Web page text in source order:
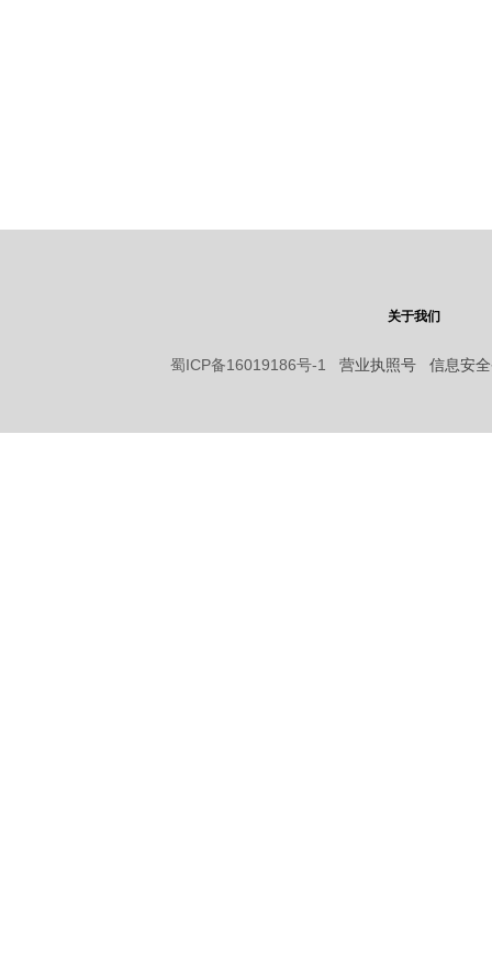
关于我们
蜀ICP备16019186号-1 营业执照号 信息安